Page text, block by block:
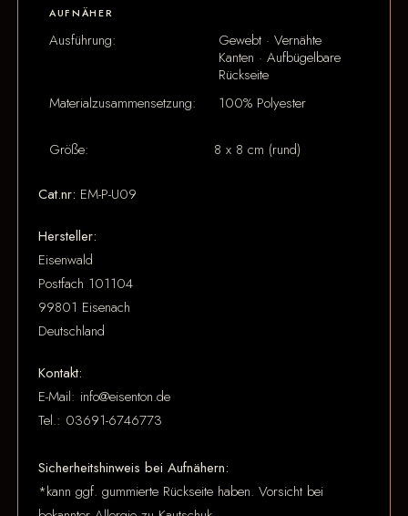
Ausführung:
Gewebt · Vernähte
Kanten · Aufbügelbare
Rückseite
Materialzusammensetzung:
100% Polyester
AUFNÄHER
Größe: 8 x 8 cm (rund)
Cat.nr: EM-P-U09
Hersteller:
Eisenwald
Postfach 101104
99801 Eisenach
Deutschland
Kontakt:
E-Mail: info@eisenton.de
Tel.: 03691-6746773
Sicherheitshinweis bei Aufnähern:
*kann ggf. gummierte Rückseite haben. Vorsicht bei